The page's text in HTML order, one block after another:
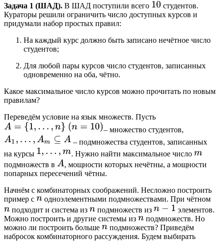
Задача 1 (ШАД). В ШАД поступили всего
студентов.
Кураторы решили ограничить число доступных курсов и
придумали набор простых правил:
На каждый курс должно быть записано нечётное число
студентов;
Для любой пары курсов число студентов, записанных
одновременно на оба, чётно.
Какое максимальное число курсов можно прочитать по новым
правилам?
Переведём условие на язык множеств. Пусть
– множество студентов,
– подмножества студентов, записанных
на курсы
. Нужно найти максимальное число
подмножеств в
, мощности которых нечётны, а мощности
попарных пересечений чётны.
Начнём с комбинаторных соображений. Несложно построить
пример с
одноэлементными подмножествами. При чётном
подходит и система из
подмножеств из
элементов.
Можно построить и другие системы из
подмножеств. Но
можно ли построить больше
подмножеств? Приведём
набросок комбинаторного рассуждения. Будем выбирать